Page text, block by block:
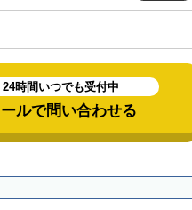
24時間いつでも受付中
ルで問い合わせる